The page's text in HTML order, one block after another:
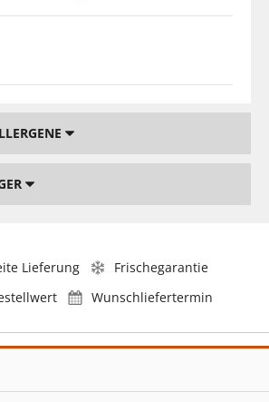
Lieferung
Frischegarantie
Wunschliefertermin